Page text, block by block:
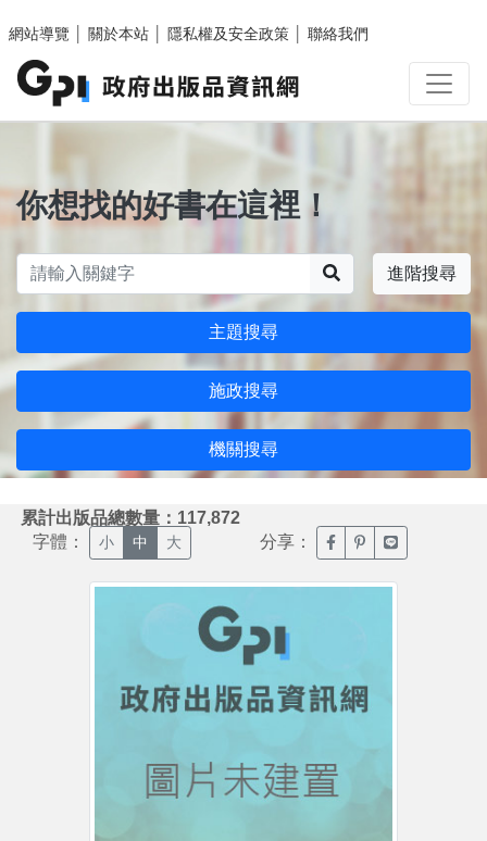
網站導覽
關於本站 隱私權及安全政策 聯絡我們
你想找的好書在這裡！
進階搜尋
主題搜尋
施政搜尋
機關搜尋
累計出版品總數量：117,872
字體： 小 中 大 分享： 臉書分享(另開新視窗)
噗浪分享(另開新
Line分享(另